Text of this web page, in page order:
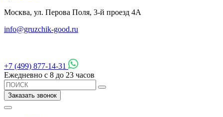
Москва, ул. Перова Поля, 3-й проезд 4А
info@gruzchik-good.ru
+7 (499) 877-14-31
Ежедневно с 8 до 23 часов
Заказать звонок